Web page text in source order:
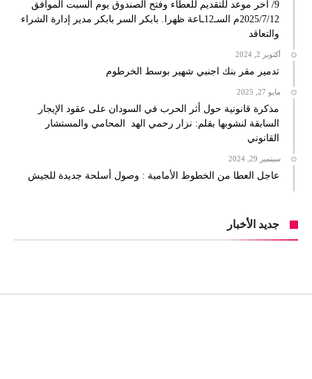
9/ اخر موعد للتقديم للعطاء وفتح الصندوق يوم السبت الموافق
2025/7/12م السـ12ـاعة ظهرا. بابكر السر بابكر مدير إدارة الشراء
والتعاقد
أكتوبر 2, 2024
تدمير مقر بنك اجنبي شهير بوسط الخرطوم
مايو 27, 2025
مذكرة قانونية حول أثر الحرب في السودان على عقود الإيجار
السابقة لنشوبها بقلم: نزار رحمي الهد المحامي والمستشار
القانوني
سبتمبر 29, 2024
عاجل العطا من الخطوط الأمامية : وصول أسلحة جديدة للجيش
جديد الأخبار